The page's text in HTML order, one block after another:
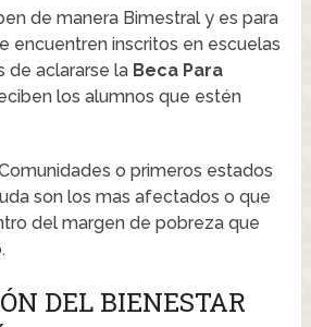
de manera Bimestral y es para
encuentren inscritos en escuelas
de aclararse la Beca Para
los alumnos que estén
o primeros estados
son los mas afectados o que
del margen de pobreza que
DEL BIENESTAR